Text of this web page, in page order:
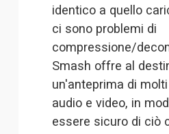
identico a quello
ci sono problemi di
compressione/
Smash offre al
un'anteprima di
audio e video, in
essere sicuro di ciò